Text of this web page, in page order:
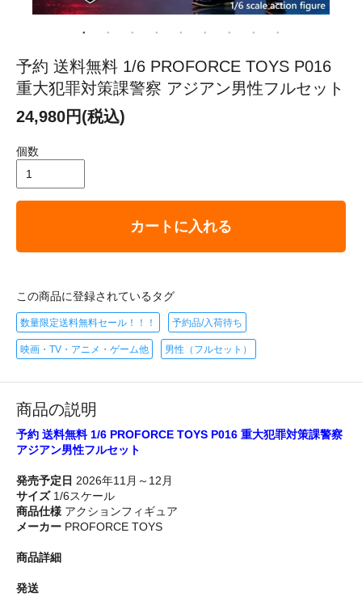
予約 送料無料 1/6 PROFORCE TOYS P016
重大犯罪対策課警察 アジアン男性フルセット
24,980円(税込)
個数
カートに入れる
この商品に登録されているタグ
数量限定送料無料セール！！！ 予約品/入荷待ち
映画・TV・アニメ・ゲーム他 男性（フルセット）
商品の説明
予約 送料無料 1/6 PROFORCE TOYS P016 重大犯罪対策課警察
アジアン男性フルセット
発売予定日 2026年11月～12月
サイズ1/6スケール
商品仕様 アクションフィギュア
メーカー PROFORCE TOYS
商品詳細
発送